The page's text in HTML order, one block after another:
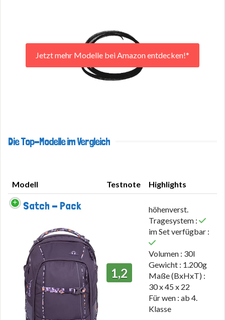
Jetzt mehr Modelle bei Amazon entdecken!*
Die Top-Modelle im Vergleich
Modell Testnote
Highlights
Modell
Satch - Pack
1,2
höhenverst.
Tragesystem :
im Set verfügbar :
Volumen : 30l
Gewicht : 1.200g
Maße (BxHxT) :
30 x 45 x 22
Für wen : ab 4.
Klasse